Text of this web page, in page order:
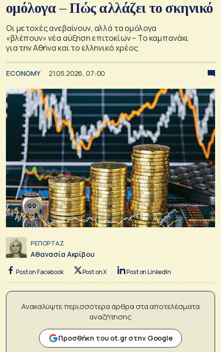
ομόλογα – Πώς αλλάζει το σκηνικό
Οι μετοχές ανεβαίνουν, αλλά τα ομόλογα
«βλέπουν» νέα αύξηση επιτοκίων – Το καμπανάκι
για την Αθήνα και το ελληνικό χρέος
ECONOMY 21.05.2026, 07:00
ΡΕΠΟΡΤΑΖ
Αθανασία Ακρίβου
Post on Facebook Post on X Post on LinkedIn
Ανακαλύψτε περισσότερα άρθρα στα αποτελέσματα
αναζήτησης
Προσθήκη του ot.gr στην Google